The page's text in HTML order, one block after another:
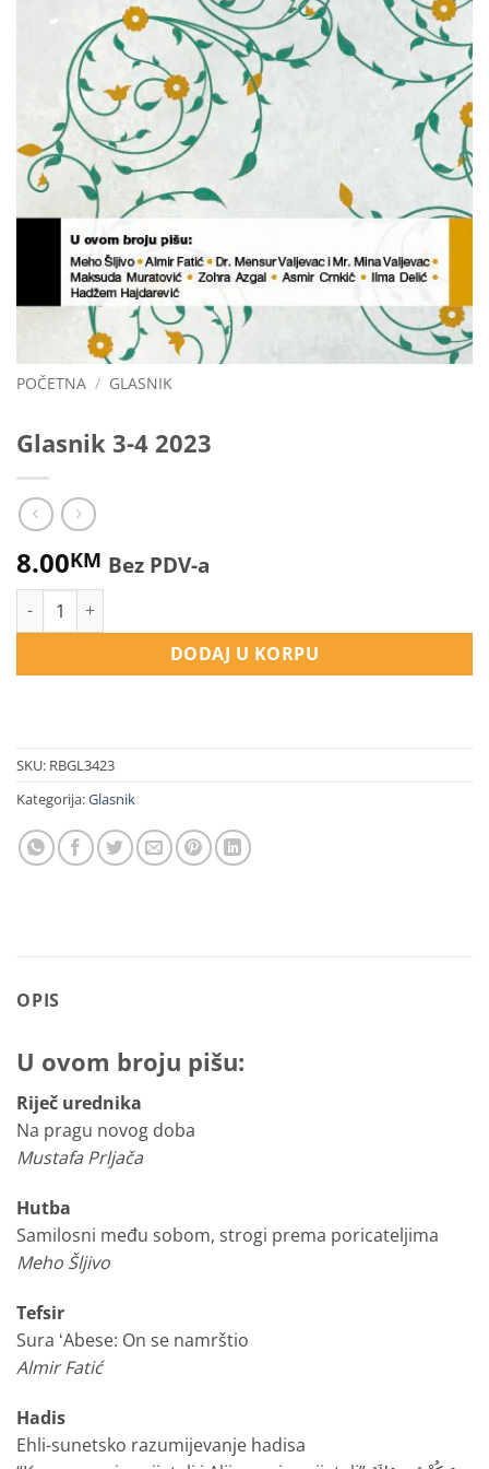
POČETNA / GLASNIK
Glasnik 3-4 2023
8.00KM Bez PDV-a
Glasnik 3-4 2023 količina
DODAJ U KORPU
SKU: RBGL3423
Kategorija:Glasnik
OPIS
U ovom broju pišu:
Riječ urednika
Na pragu novog doba
Mustafa Prljača
Hutba
Samilosni među sobom, strogi prema poricateljima
Meho Šljivo
Tefsir
Sura ʻAbese: On se namrštio
Almir Fatić
Hadis
Ehli-sunetsko razumijevanje hadisa